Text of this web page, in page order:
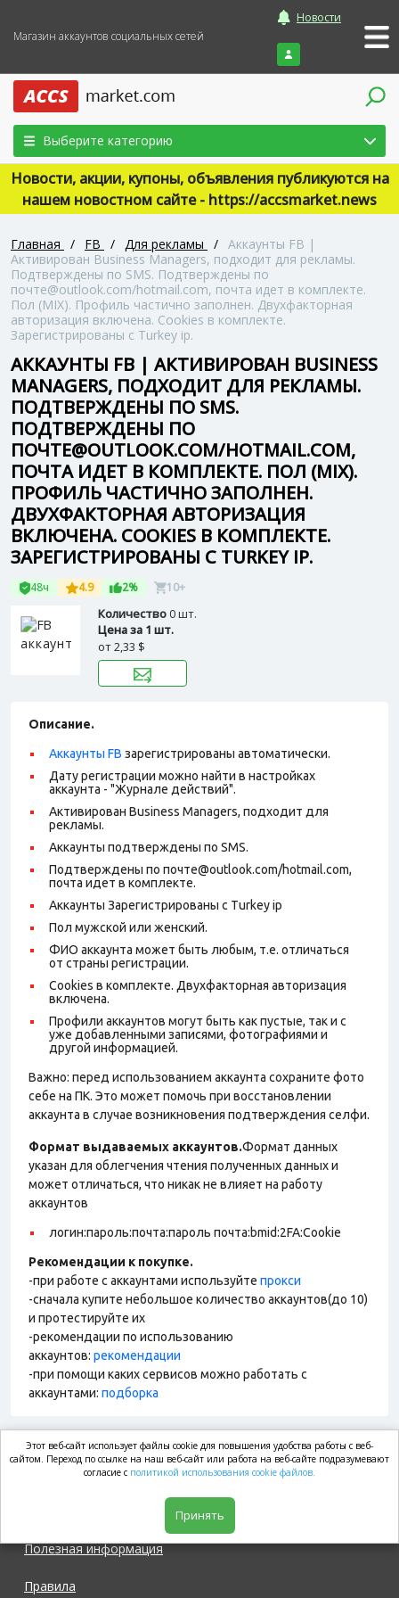
Магазин аккаунтов социальных сетей
Новости
Войти
Выберите категорию
Новости, акции, купоны, объявления публикуются на
нашем новостном сайте - https://accsmarket.news
Главная / FB / Для рекламы / Аккаунты FB |
Активирован Business Managers, подходит для рекламы.
Подтверждены по SMS. Подтверждены по
почте@outlook.com/hotmail.com, почта идет в комплекте.
Пол (MIX). Профиль частично заполнен. Двухфакторная
авторизация включена. Cookies в комплекте.
Зарегистрированы с Turkey ip.
АККАУНТЫ FB | АКТИВИРОВАН BUSINESS
MANAGERS, ПОДХОДИТ ДЛЯ РЕКЛАМЫ.
ПОДТВЕРЖДЕНЫ ПО SMS.
ПОДТВЕРЖДЕНЫ ПО
ПОЧТЕ@OUTLOOK.COM/HOTMAIL.COM,
ПОЧТА ИДЕТ В КОМПЛЕКТЕ. ПОЛ (MIX).
ПРОФИЛЬ ЧАСТИЧНО ЗАПОЛНЕН.
ДВУХФАКТОРНАЯ АВТОРИЗАЦИЯ
ВКЛЮЧЕНА. COOKIES В КОМПЛЕКТЕ.
ЗАРЕГИСТРИРОВАНЫ С TURKEY IP.
48ч 4.9 2% 10+
Количество0 шт.
Цена за 1 шт.
от2,33 $
Описание.
Аккаунты FB зарегистрированы автоматически.
Дату регистрации можно найти в настройках
аккаунта - "Журнале действий".
Активирован Business Managers, подходит для
рекламы.
Аккаунты подтверждены по SMS.
Подтверждены по почте@outlook.com/hotmail.com,
почта идет в комплекте.
Аккаунты Зарегистрированы с Turkey ip
Пол мужской или женский.
ФИО аккаунта может быть любым, т.е. отличаться
от страны регистрации.
Cookies в комплекте. Двухфакторная авторизация
включена.
Профили аккаунтов могут быть как пустые, так и с
уже добавленными записями, фотографиями и
другой информацией.
Важно: перед использованием аккаунта сохраните фото
себе на ПК. Это может помочь при восстановлении
аккаунта в случае возникновения подтверждения селфи.
Формат выдаваемых аккаунтов.Формат данных
указан для облегчения чтения полученных данных и
может отличаться, что никак не влияет на работу
аккаунтов
логин:пароль:почта:пароль почта:bmid:2FA:Cookie
Рекомендации к покупке.
-при работе с аккаунтами используйте прокси
-сначала купите небольшое количество аккаунтов(до 10)
и протестируйте их
-рекомендации по использованию
аккаунтов: рекомендации
-при помощи каких сервисов можно работать с
аккаунтами: подборка
market.com
Полезная информация
Правила
Этот веб-сайт использует файлы cookie для повышения удобства работы с веб-
сайтом. Переход по ссылке на наш веб-сайт или работа на веб-сайте подразумевают
согласие с политикой использования cookie файлов.
Принять